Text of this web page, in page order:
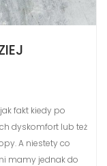
fakt kiedy po
dyskomfort lub też
A niestety co
mamy jednak do